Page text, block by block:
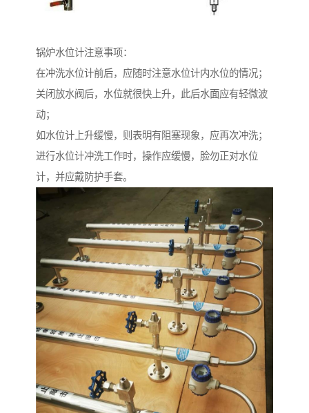
锅炉水位计注意事项：
在冲洗水位计前后，应随时注意水位计内水位的情况；
关闭放水阀后，水位就很快上升，此后水面应有轻微波
动；
如水位计上升缓慢，则表明有阻塞现象，应再次冲洗；
进行水位计冲洗工作时，操作应缓慢，脸勿正对水位
计，并应戴防护手套。